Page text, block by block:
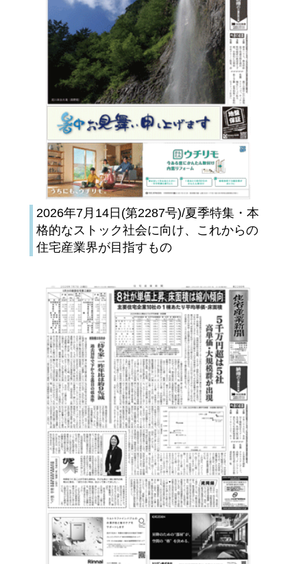
2026年7月14日(第2287号)/夏季特集・本
格的なストック社会に向け、これからの
住宅産業界が目指すもの